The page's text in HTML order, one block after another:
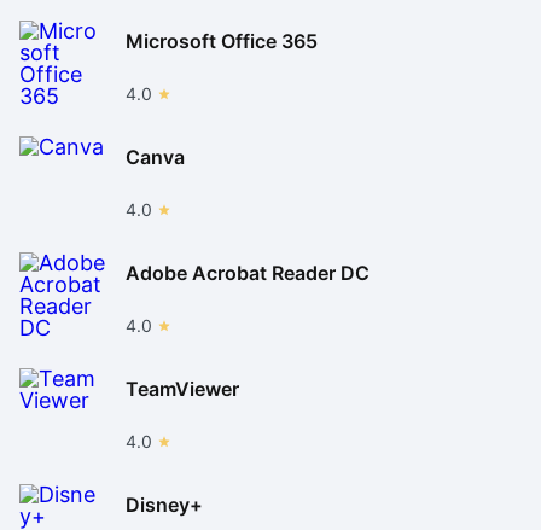
Microsoft Office 365
4.0
Canva
4.0
Adobe Acrobat Reader DC
4.0
TeamViewer
4.0
Disney+